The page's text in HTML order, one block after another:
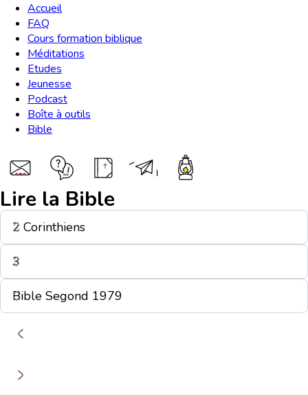
Accueil
FAQ
Cours formation biblique
Méditations
Etudes
Jeunesse
Podcast
Boîte à outils
Bible
Lire la Bible